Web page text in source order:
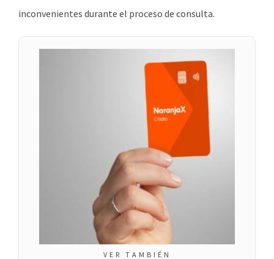
inconvenientes durante el proceso de consulta.
VER TAMBIÉN